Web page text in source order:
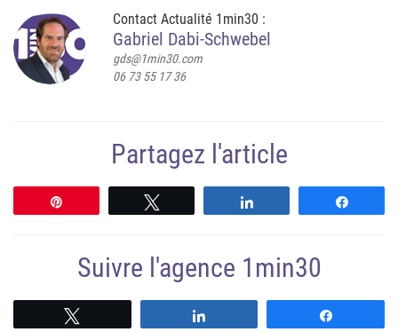
Contact Actualité 1min30 :
Gabriel Dabi-Schwebel
gds@1min30.com
06 73 55 17 36
Partagez l'article
Suivre l'agence 1min30